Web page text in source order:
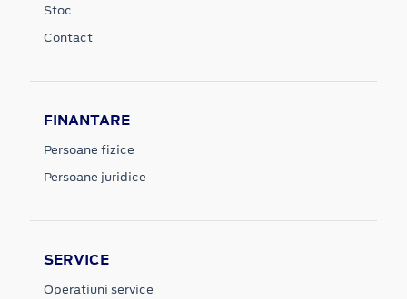
Stoc
Contact
FINANTARE
Persoane fizice
Persoane juridice
SERVICE
Operatiuni service